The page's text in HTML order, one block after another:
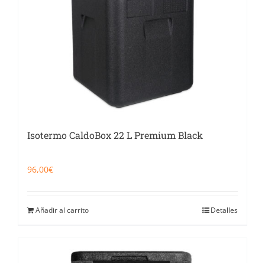
Isotermo CaldoBox 22 L Premium Black
96,00€
Añadir al carrito Detalles